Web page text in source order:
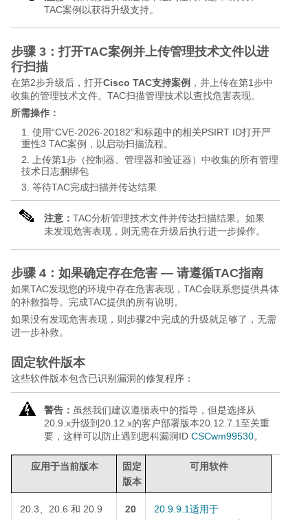
TAC案例以获得升级支持。
步骤 3：打开TAC案例并上传管理技术文件以进
行扫描
在第2步升级后，打开Cisco TAC支持案例 ，并上传在第1步中
收集的管理技术文件。TAC扫描管理技术以查找危害表现。
所需操作：
使用“CVE-2026-20182”和标题中的相关PSIRT ID打开严
重性3 TAC案例，以启动扫描流程。
上传第1步（控制器、管理器和验证器）中收集的所有管理
技术日志捆绑包
等待TAC完成扫描并传达结果
注意： TAC分析管理技术文件并传达扫描结果。如果
未发现危害表现，则无需在升级后执行进一步操作。
步骤 4：如果确定存在危害 — 请遵循TAC指南
如果TAC发现您的环境中存在危害表现，TAC会联系您提供具体
的补救指导。完成TAC提供的所有说明。
如果没有发现危害表现，则步骤2中完成的升级就足够了，无需
进一步补救。
固定软件版本
这些软件版本包含已识别漏洞的修复程序：
警告： 虽然我们建议遵循表中的指导，但是选择从
20.9.x升级到20.12.x的客户部署版本20.12.7.1至关重
要，这样可以防止遇到思科漏洞ID CSCwm99530。
应用于当前版本
固定
版本
可用软件
20.3、20.6 和 20.9
20
20.9.9.1适用于